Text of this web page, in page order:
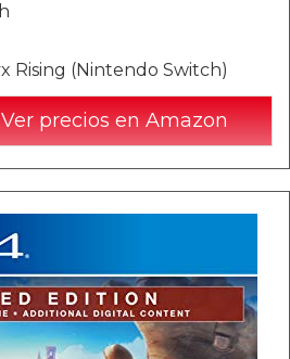
Rising (Nintendo Switch)
precios en Amazon